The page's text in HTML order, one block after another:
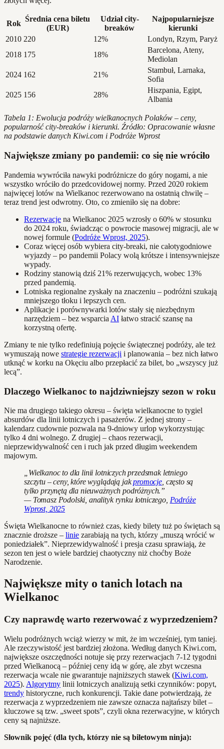
Rok
Średnia cena biletu
(EUR)
Udział city-
breaków
Najpopularniejsze
kierunki
2010 220 12%
Londyn, Rzym, Paryż
2018 175 18%
Barcelona, Ateny,
Mediolan
2024 162 21%
Stambuł, Larnaka,
Sofia
2025 156 28%
Hiszpania, Egipt,
Albania
Tabela 1: Ewolucja podróży wielkanocnych Polaków – ceny,
popularność city-breaków i kierunki. Źródło: Opracowanie własne
na podstawie danych Kiwi.com i Podróże Wprost
Największe zmiany po pandemii: co się nie wróciło
Pandemia wywróciła nawyki podróżnicze do góry nogami, a nie
wszystko wróciło do przedcovidowej normy. Przed 2020 rokiem
najwięcej lotów na Wielkanoc rezerwowano na ostatnią chwilę –
teraz trend jest odwrotny. Oto, co zmieniło się na dobre:
Rezerwacje na Wielkanoc 2025 wzrosły o 60% w stosunku
do 2024 roku, świadcząc o powrocie masowej migracji, ale w
nowej formule (Podróże Wprost, 2025).
Coraz więcej osób wybiera city-breaki, nie całotygodniowe
wyjazdy – po pandemii Polacy wolą krótsze i intensywniejsze
wypady.
Rodziny stanowią dziś 21% rezerwujących, wobec 13%
przed pandemią.
Lotniska regionalne zyskały na znaczeniu – podróżni szukają
mniejszego tłoku i lepszych cen.
Aplikacje i porównywarki lotów stały się niezbędnym
narzędziem – bez wsparcia AI łatwo stracić szansę na
korzystną ofertę.
Zmiany te nie tylko redefiniują pojęcie świątecznej podróży, ale też
wymuszają nowe strategie rezerwacji i planowania – bez nich łatwo
utknąć w korku na Okęciu albo przepłacić za bilet, bo „wszyscy już
lecą”.
Dlaczego Wielkanoc to najdziwniejszy sezon w roku
Nie ma drugiego takiego okresu – święta wielkanocne to tygiel
absurdów dla linii lotniczych i pasażerów. Z jednej strony –
kalendarz cudownie pozwala na 9-dniowy urlop wykorzystując
tylko 4 dni wolnego. Z drugiej – chaos rezerwacji,
nieprzewidywalność cen i ruch jak przed długim weekendem
majowym.
„Wielkanoc to dla linii lotniczych przedsmak letniego
szczytu – ceny, które wyglądają jakpromocje, często są
tylko przynętą dla nieuważnych podróżnych.”
— Tomasz Podolski, analityk rynku lotniczego, Podróże
Wprost, 2025
Święta Wielkanocne to również czas, kiedy bilety tuż po świętach są
znacznie droższe – linie zarabiają na tych, którzy „muszą wrócić w
poniedziałek”. Nieprzewidywalność i presja czasu sprawiają, że
sezon ten jest o wiele bardziej chaotyczny niż choćby Boże
Narodzenie.
Największe mity o tanich lotach na
Wielkanoc
Czy naprawdę warto rezerwować z wyprzedzeniem?
Wielu podróżnych wciąż wierzy w mit, że im wcześniej, tym taniej.
Ale rzeczywistość jest bardziej złożona. Według danych Kiwi.com,
największe oszczędności notuje się przy rezerwacjach 7-12 tygodni
przed Wielkanocą – później ceny idą w górę, ale zbyt wczesna
rezerwacja wcale nie gwarantuje najniższych stawek (Kiwi.com,
2025). Algorytmy linii lotniczych analizują setki czynników: popyt,
trendy historyczne, ruch konkurencji. Takie dane potwierdzają, że
rezerwacja z wyprzedzeniem nie zawsze oznacza najtańszy bilet –
kluczowe są tzw. „sweet spots”, czyli okna rezerwacyjne, w których
ceny są najniższe.
Słownik pojęć (dla tych, którzy nie są biletowym ninja):